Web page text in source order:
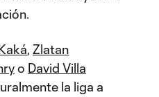
, Zlatan
o David Villa
la liga a